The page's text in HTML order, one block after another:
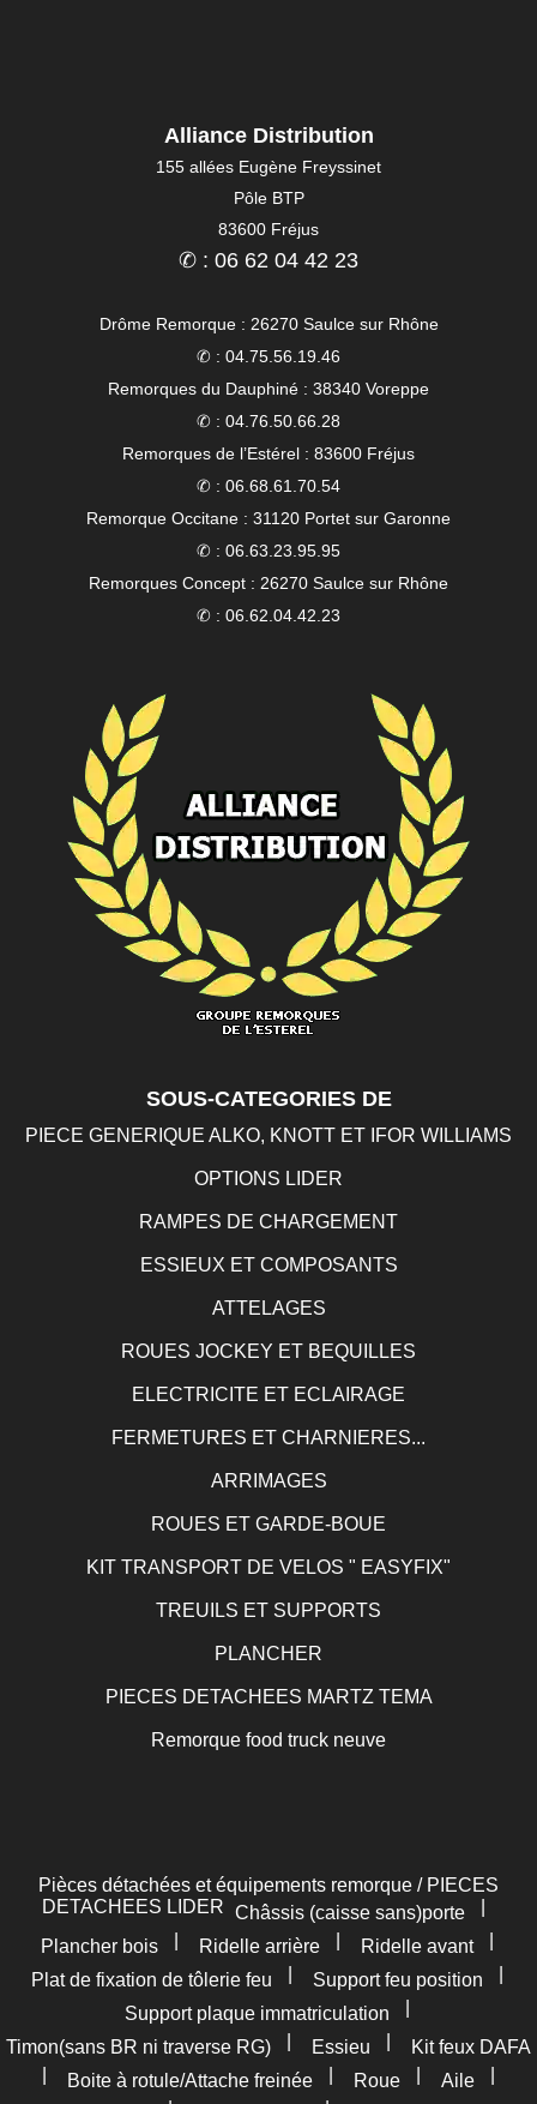
Alliance Distribution
155 allées Eugène Freyssinet
Pôle BTP
83600 Fréjus
✆ : 06 62 04 42 23
Drôme Remorque : 26270 Saulce sur Rhône
✆ : 04.75.56.19.46
Remorques du Dauphiné : 38340 Voreppe
✆ : 04.76.50.66.28
Remorques de l’Estérel : 83600 Fréjus
✆ : 06.68.61.70.54
Remorque Occitane : 31120 Portet sur Garonne
✆ : 06.63.23.95.95
Remorques Concept : 26270 Saulce sur Rhône
✆ : 06.62.04.42.23
SOUS-CATEGORIES DE
PIECE GENERIQUE ALKO, KNOTT ET IFOR WILLIAMS
OPTIONS LIDER
RAMPES DE CHARGEMENT
ESSIEUX ET COMPOSANTS
ATTELAGES
ROUES JOCKEY ET BEQUILLES
ELECTRICITE ET ECLAIRAGE
FERMETURES ET CHARNIERES...
ARRIMAGES
ROUES ET GARDE-BOUE
KIT TRANSPORT DE VELOS " EASYFIX"
TREUILS ET SUPPORTS
PLANCHER
PIECES DETACHEES MARTZ TEMA
Remorque food truck neuve
Pièces détachées et équipements remorque / PIECES
DETACHEES LIDER Châssis (caisse sans)porte
Plancher bois
Ridelle arrière Ridelle avant
Plat de fixation de tôlerie feu
Support feu position
Support plaque immatriculation
Timon(sans BR ni traverse RG)
Essieu
Kit feux DAFA
Boite à rotule/Attache freinée Roue Aile